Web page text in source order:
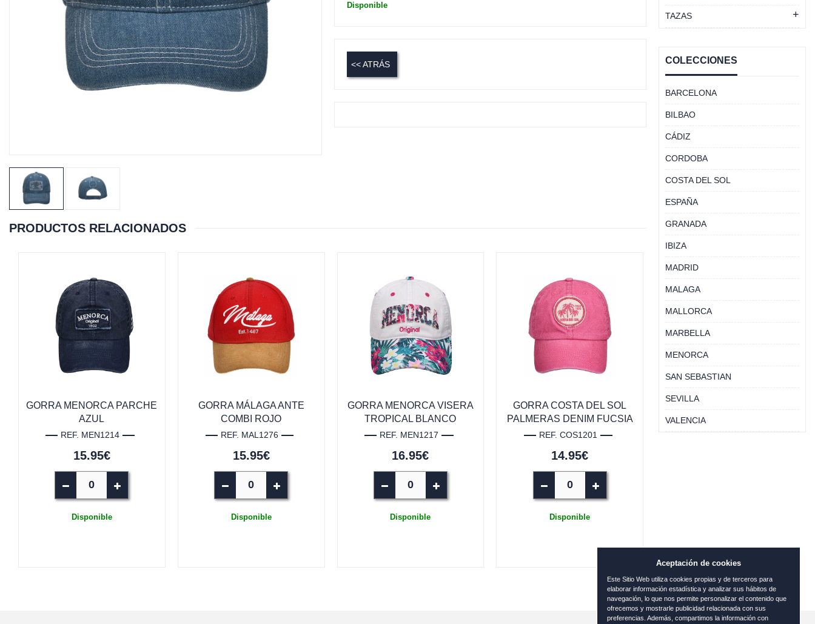
Disponible
<< ATRÁS
PRODUCTOS RELACIONADOS
GORRA MENORCA PARCHE
AZUL
REF. MEN1214
15.95€
Disponible
GORRA MÁLAGA ANTE
COMBI ROJO
REF. MAL1276
15.95€
Disponible
GORRA MENORCA VISERA
TROPICAL BLANCO
REF. MEN1217
16.95€
Disponible
GORRA COSTA DEL SOL
PALMERAS DENIM FUCSIA
REF. COS1201
14.95€
Disponible
TAZAS
COLECCIONES
BARCELONA
BILBAO
CÁDIZ
CORDOBA
COSTA DEL SOL
ESPAÑA
GRANADA
IBIZA
MADRID
MALAGA
MALLORCA
MARBELLA
MENORCA
SAN SEBASTIAN
SEVILLA
VALENCIA
Aceptación de cookies
Este Sitio Web utiliza cookies propias y de terceros para
elaborar información estadística y analizar sus hábitos de
navegación, lo que nos permite personalizar el contenido que
ofrecemos y mostrarle publicidad relacionada con sus
preferencias. Además, compartimos la información con